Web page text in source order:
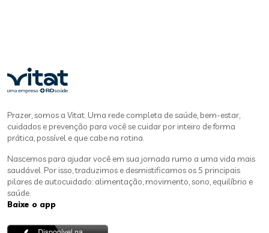
Prazer, somos a Vitat. Uma rede completa de saúde, bem-estar,
cuidados e prevenção para você se cuidar por inteiro de forma
prática, possível e que cabe na rotina.
Nascemos para ajudar você em sua jornada rumo a uma vida mais
saudável. Por isso, traduzimos e desmistificamos os 5 principais
pilares de autocuidado: alimentação, movimento, sono, equilíbrio e
saúde.
Baixe o app